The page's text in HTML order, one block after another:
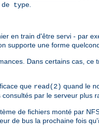
de type
en train d'être servi - par
supporte une forme
Dans certains cas,
que read(2) quand le
par le serveur plus
de fichiers monté par
de bus la prochaine fois